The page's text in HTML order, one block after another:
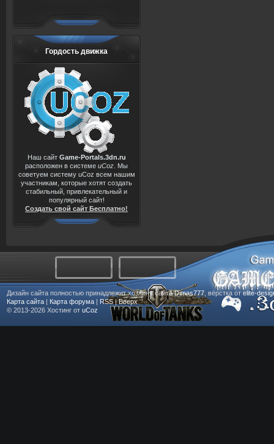
Гордость движка
Наш сайт Game-Portals.3dn.ru
расположен в системе uCoz . Мы
советуем систему uCoz всем нашим
участникам, которые хотят создать
стабильный, привлекательный и
популярный сайт!
Создать свой сайт Бесплатно!
Дизайн сайта полностью принадлежит хозяину сайтаDimas777, вёрстка от elite-
Карта сайта | Карта форума | RSS|Вверх
© 2013-2026 Хостинг от uCoz